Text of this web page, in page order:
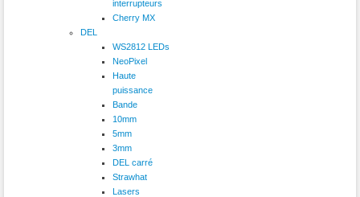
interrupteurs
Cherry MX
DEL
WS2812 LEDs
NeoPixel
Haute
puissance
Bande
10mm
5mm
3mm
DEL carré
Strawhat
Lasers